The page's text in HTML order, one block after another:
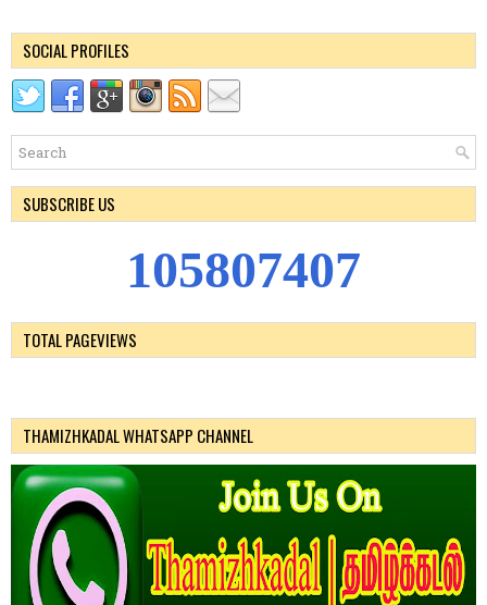
SOCIAL PROFILES
SUBSCRIBE US
105807407
TOTAL PAGEVIEWS
THAMIZHKADAL WHATSAPP CHANNEL